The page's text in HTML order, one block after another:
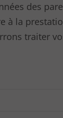
des
à la
traiter